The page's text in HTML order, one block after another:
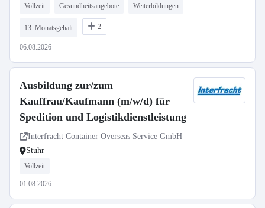
Vollzeit Gesundheitsangebote Weiterbildungen
13. Monatsgehalt 2
06.08.2026
Ausbildung zur/zum
Kauffrau/Kaufmann (m/w/d) für
Spedition und Logistikdienstleistung
Interfracht Container Overseas Service GmbH
Stuhr
Vollzeit
01.08.2026